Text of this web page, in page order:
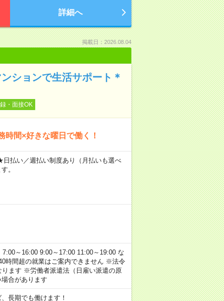
詳細へ
掲載日：2026.08.04
ションで生活サポート＊
・面接OK
時間×好きな曜日で働く！
払い／週払い制度あり（月払いも選べ
。
～16:00 9:00～17:00 11:00～19:00 な
時間超の就業はご案内できません ※法令
ります ※労働者派遣法（日雇い派遣の原
合があります
期でも働けます！